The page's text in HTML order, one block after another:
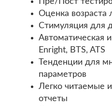
Оценка возраста
Стимуляция для
Автоматическая
Enright, BTS, ATS
Тенденции для
параметров
Легко читаемые
отчеты